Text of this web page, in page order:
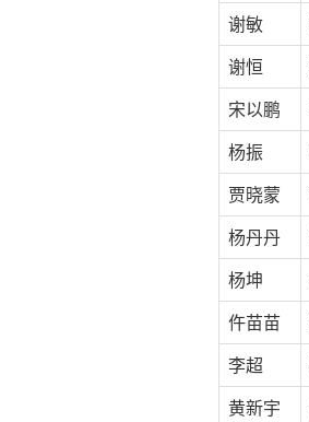
谢敏
谢恒
宋以鹏
杨振
贾晓蒙
杨丹丹
杨坤
仵苗苗
李超
黄新宇